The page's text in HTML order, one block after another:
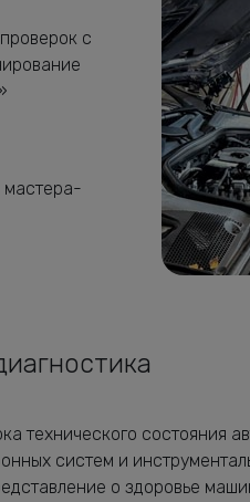
с
мастера-
технического состояния
систем и
о здоровье